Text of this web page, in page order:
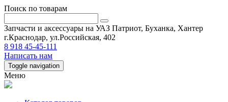
Поиск по товарам
Запчасти и аксессуары на УАЗ Патриот, Буханка, Хантер
г.Краснодар, ул.Российская, 402
8 918 45-45-111
Написать нам
Toggle navigation
Меню